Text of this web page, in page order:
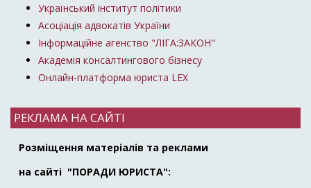
Український інститут політики
Асоціація адвокатів України
Інформаційне агенство "ЛІГА:ЗАКОН"
Академія консалтингового бізнесу
Онлайн-платформа юриста LEX
РЕКЛАМА НА САЙТІ
Розміщення матеріалів та реклами
на сайті "ПОРАДИ ЮРИСТА":